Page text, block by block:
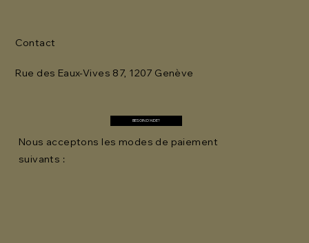
Contact
Rue des Eaux-Vives 87, 1207 Genève
BESOIN D'AIDE?
Nous acceptons les modes de paiement
suivants :